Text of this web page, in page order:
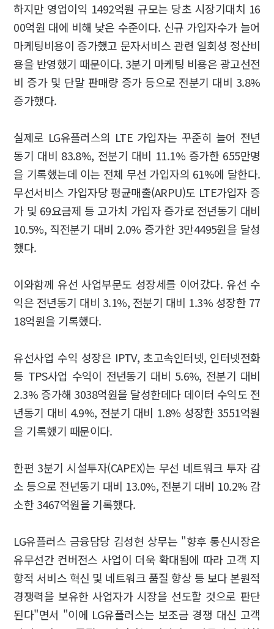
하지만 영업이익 1492억원 규모는 당초 시장기대치 16
00억원 대에 비해 낮은 수준이다. 신규 가입자수가 늘어
마케팅비용이 증가했고 문자서비스 관련 일회성 정산비
용을 반영했기 때문이다. 3분기 마케팅 비용은 광고선전
비 증가 및 단말 판매량 증가 등으로 전분기 대비 3.8%
증가했다.
실제로 LG유플러스의 LTE 가입자는 꾸준히 늘어 전년
동기 대비 83.8%, 전분기 대비 11.1% 증가한 655만명
을 기록했는데 이는 전체 무선 가입자의 61%에 달한다.
무선서비스 가입자당 평균매출(ARPU)도 LTE가입자 증
가 및 69요금제 등 고가치 가입자 증가로 전년동기 대비
10.5%, 직전분기 대비 2.0% 증가한 3만4495원을 달성
했다.
이와함께 유선 사업부문도 성장세를 이어갔다. 유선 수
익은 전년동기 대비 3.1%, 전분기 대비 1.3% 성장한 77
18억원을 기록했다.
유선사업 수익 성장은 IPTV, 초고속인터넷, 인터넷전화
등 TPS사업 수익이 전년동기 대비 5.6%, 전분기 대비
2.3% 증가해 3038억원을 달성한데다 데이터 수익도 전
년동기 대비 4.9%, 전분기 대비 1.8% 성장한 3551억원
을 기록했기 때문이다.
한편 3분기 시설투자(CAPEX)는 무선 네트워크 투자 감
소 등으로 전년동기 대비 13.0%, 전분기 대비 10.2% 감
소한 3467억원을 기록했다.
LG유플러스 금융담당 김성현 상무는 "향후 통신시장은
유무선간 컨버전스 사업이 더욱 확대됨에 따라 고객 지
향적 서비스 혁신 및 네트워크 품질 향상 등 보다 본원적
경쟁력을 보유한 사업자가 시장을 선도할 것으로 판단
된다"면서 "이에 LG유플러스는 보조금 경쟁 대신 고객